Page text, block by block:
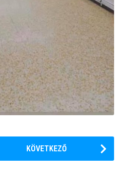
KÖVETKEZŐ